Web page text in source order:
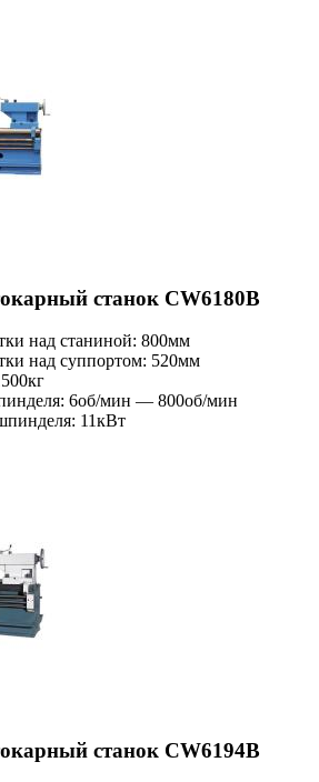
станок CW6180B
над станиной: 800мм
над суппортом: 520мм
6об/мин — 800об/мин
11кВт
станок CW6194B